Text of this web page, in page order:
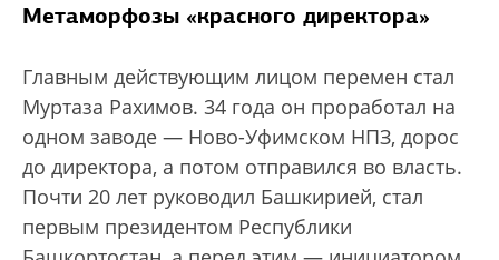
Метаморфозы «красного директора»
Главным действующим лицом перемен стал
Муртаза Рахимов. 34 года он проработал на
одном заводе — Ново-Уфимском НПЗ, дорос
до директора, а потом отправился во власть.
Почти 20 лет руководил Башкирией, стал
первым президентом Республики